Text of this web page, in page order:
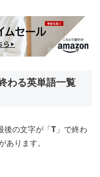
わる英単語一覧
後の文字が「 T 」で終わ
あります。